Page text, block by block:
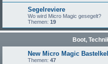
Segelreviere
Wo wird Micro Magic gesegelt?
Themen: 19
Boot,
New Micro Magic
Themen: 47